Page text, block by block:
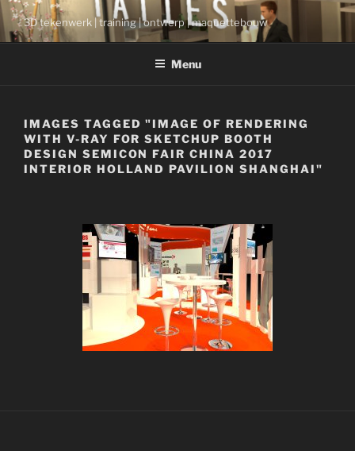
Ga
naar
de
3D tekenwerk | training | ontwerp | maquettebouw
Menu
IMAGES TAGGED "IMAGE OF RENDERING
WITH V-RAY FOR SKETCHUP BOOTH
DESIGN SEMICON FAIR CHINA 2017
INTERIOR HOLLAND PAVILION SHANGHAI"